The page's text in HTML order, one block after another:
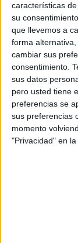
características
su
que llevemos a
forma
cambiar sus
consentimiento.
sus datos
pero usted tiene
preferencias se
sus preferencias
momento
"Privacidad" en
Es Licenciado en
Herrera CEU de
Empresas